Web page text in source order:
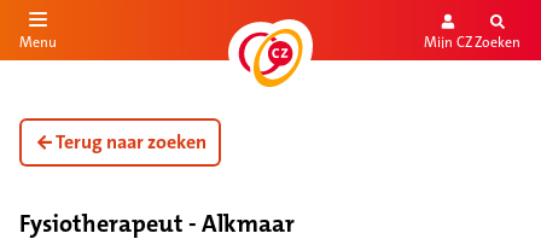
de inhoud
Menu Mijn CZZoeken
Terug naar zoeken
Fysiotherapeut - Alkmaar